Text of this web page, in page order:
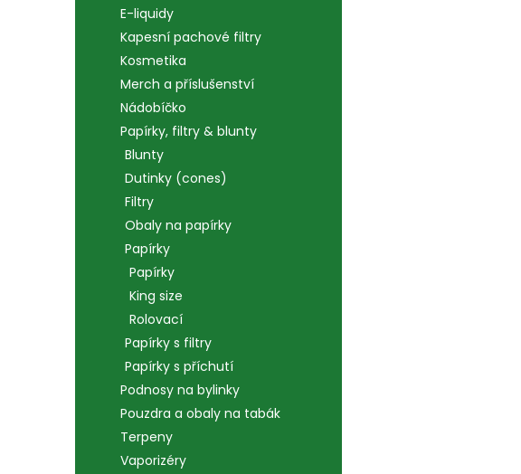
E-liquidy
Kapesní pachové filtry
Kosmetika
Merch a příslušenství
Nádobíčko
Papírky, filtry & blunty
Blunty
Dutinky (cones)
Filtry
Obaly na papírky
Papírky
Papírky
King size
Rolovací
Papírky s filtry
Papírky s příchutí
Podnosy na bylinky
Pouzdra a obaly na tabák
Terpeny
Vaporizéry